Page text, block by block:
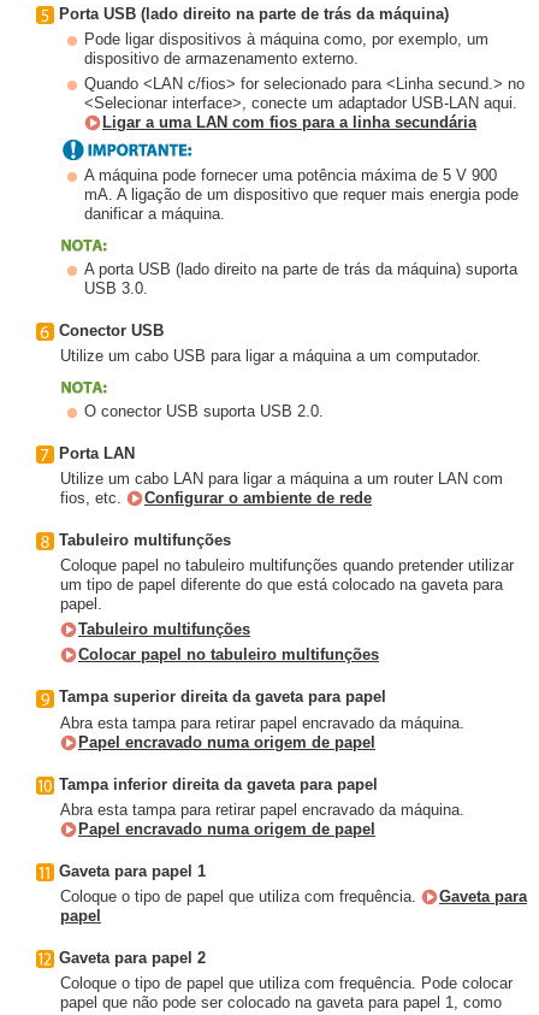
Porta USB (lado direito na parte de trás da máquina)
Pode ligar dispositivos à máquina como, por exemplo, um
dispositivo de armazenamento externo.
Quando <LAN c/fios> for selecionado para <Linha secund.> no
<Selecionar interface>, conecte um adaptador USB-LAN aqui.
Ligar a uma LAN com fios para a linha secundária
A máquina pode fornecer uma potência máxima de 5 V 900
mA. A ligação de um dispositivo que requer mais energia pode
danificar a máquina.
A porta USB (lado direito na parte de trás da máquina) suporta
USB 3.0.
Conector USB
Utilize um cabo USB para ligar a máquina a um computador.
O conector USB suporta USB 2.0.
Porta LAN
Utilize um cabo LAN para ligar a máquina a um router LAN com
fios, etc.
Configurar o ambiente de rede
Tabuleiro multifunções
Coloque papel no tabuleiro multifunções quando pretender utilizar
um tipo de papel diferente do que está colocado na gaveta para
papel.
Tabuleiro multifunções
Colocar papel no tabuleiro multifunções
Tampa superior direita da gaveta para papel
Abra esta tampa para retirar papel encravado da máquina.
Papel encravado numa origem de papel
Tampa inferior direita da gaveta para papel
Abra esta tampa para retirar papel encravado da máquina.
Papel encravado numa origem de papel
Gaveta para papel 1
Coloque o tipo de papel que utiliza com frequência.
Gaveta para
papel
Gaveta para papel 2
Coloque o tipo de papel que utiliza com frequência. Pode colocar
papel que não pode ser colocado na gaveta para papel 1, como